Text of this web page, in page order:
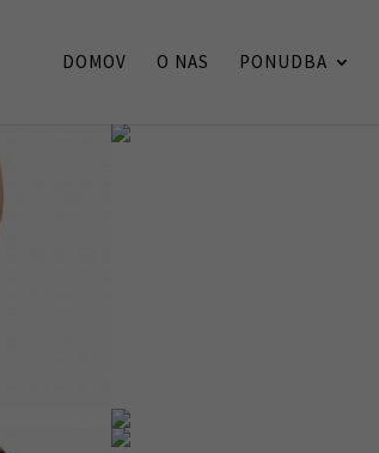
DOMOV O NAS PONUDBA